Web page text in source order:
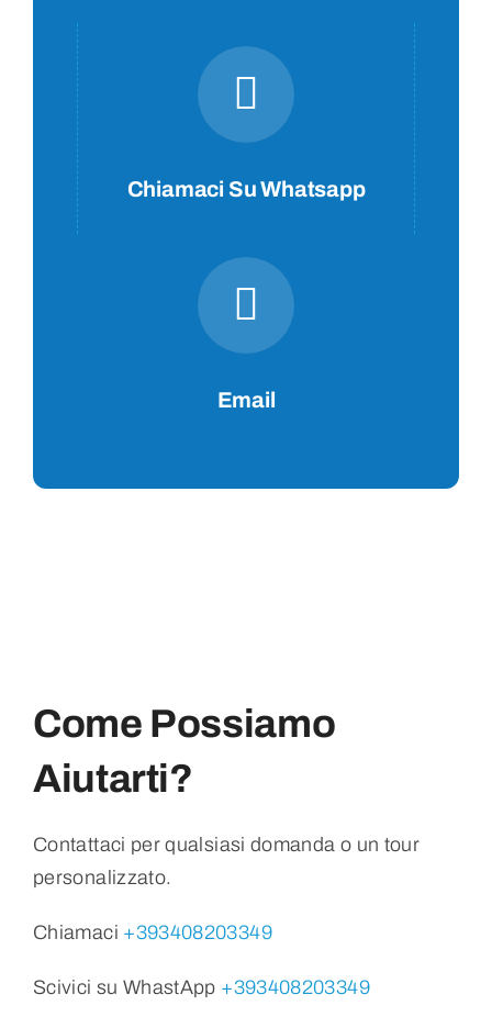
Contatti
Chiamaci Su Whatsapp
Email
Come Possiamo
Aiutarti?
Contattaci per qualsiasi domanda o un tour
personalizzato.
Chiamaci +393408203349
Scivici su WhastApp +393408203349